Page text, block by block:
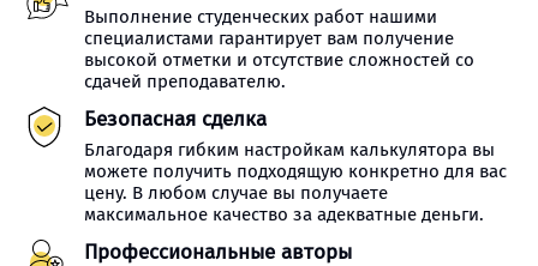
Выполнение студенческих работ нашими
специалистами гарантирует вам получение
высокой отметки и отсутствие сложностей со
сдачей преподавателю.
Безопасная сделка
Благодаря гибким настройкам калькулятора вы
можете получить подходящую конкретно для вас
цену. В любом случае вы получаете
максимальное качество за адекватные деньги.
Профессиональные авторы